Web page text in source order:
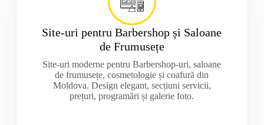
Site-uri pentru Barbershop și Saloane
de Frumusețe
Site-uri moderne pentru Barbershop-uri, saloane
de frumusețe, cosmetologie și coafură din
Moldova. Design elegant, secțiuni servicii,
prețuri, programări și galerie foto.